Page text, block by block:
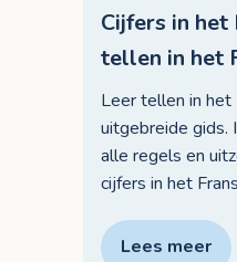
Cijfers in het
tellen in het
Leer tellen in het
uitgebreide gids.
alle regels en
cijfers in het
Lees meer